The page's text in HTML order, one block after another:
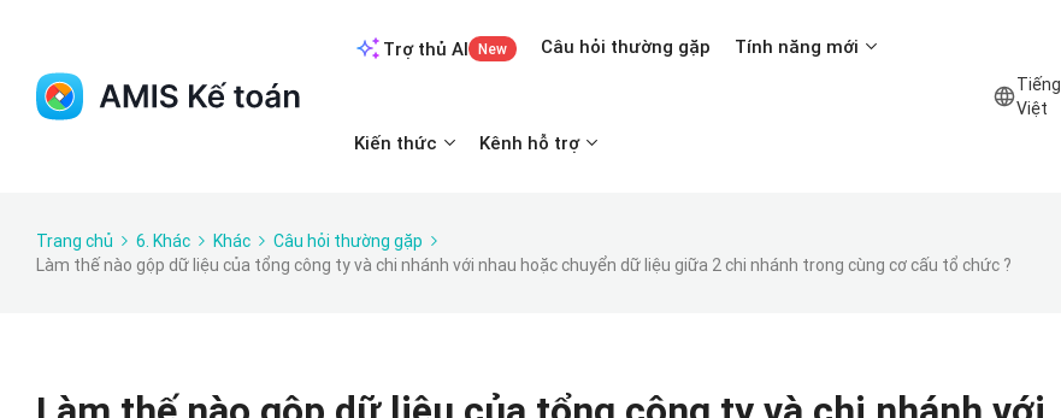
Trợ thủ AI New Câu hỏi thường gặp Tính năng mới
Kiến thức Kênh hỗ trợ
Tiếng
Việt
Trang chủ 6. Khác Khác
Câu hỏi thường gặp
Làm thế nào gộp dữ liệu của tổng công ty và chi nhánh với nhau hoặc chuyển dữ liệu giữa 2 chi nhánh trong cùng cơ cấu tổ chức ?